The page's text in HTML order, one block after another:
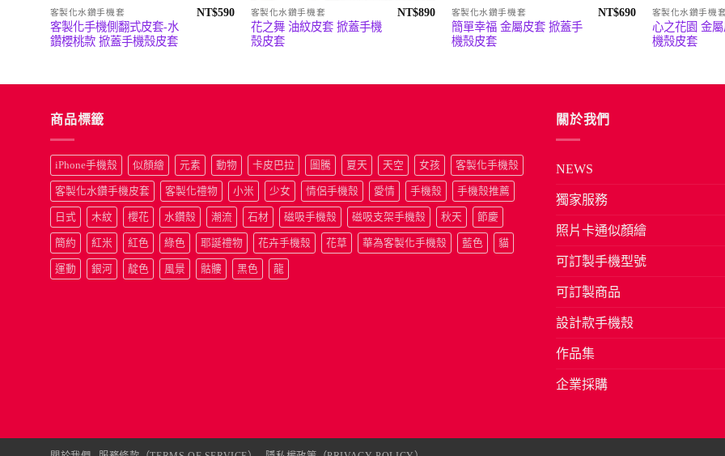
客製化水鑽手機套
客製化手機側翻式皮套-水
鑽櫻桃款 掀蓋手機殼皮套
NT$590 客製化水鑽手機套
花之舞 油紋皮套 掀蓋手機
殼皮套
NT$890 客製化水鑽手機套
簡單幸福 金屬皮套 掀蓋手
機殼皮套
NT$690 客製化水鑽手機套
心之花園 金
機殼皮套
商品標籤
iPhone手機殼 似顏繪 元素 動物 卡皮巴拉 圖騰 夏天 天空 女孩 客製化手機殼
客製化水鑽手機皮套 客製化禮物 小米 少女 情侶手機殼 愛情 手機殼 手機殼推薦
日式 木紋 櫻花 水鑽殼 潮流 石材 磁吸手機殼 磁吸支架手機殼 秋天 節慶
簡約 紅米 紅色 綠色 耶誕禮物 花卉手機殼 花草 華為客製化手機殼 藍色 貓
運動 銀河 靛色 風景 骷髏 黑色 龍
關於我們
NEWS
獨家服務
照片卡通似顏繪
可訂製手機型號
可訂製商品
設計款手機殼
作品集
企業採購